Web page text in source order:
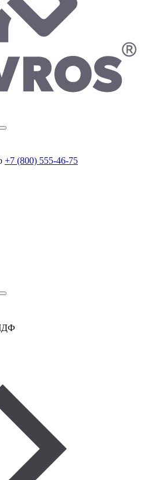
+7 (800) 555-46-75